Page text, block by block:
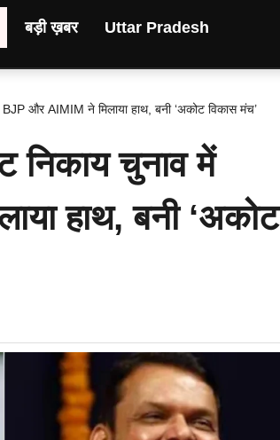
बड़ी ख़बर Uttar Pradesh
और AIMIM ने मिलाया हाथ, बनी ‘अकोट विकास मंच’
निकाय चुनाव में
हाथ, बनी ‘अकोट